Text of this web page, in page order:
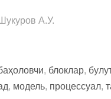
Шукуров А.У.
, блоклар,
, модель, процессуал,